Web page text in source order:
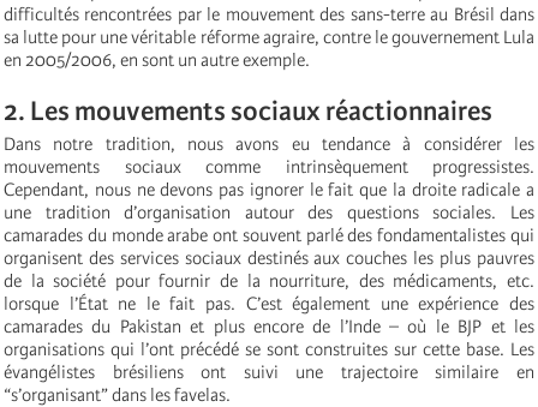
difficultés rencontrées par le mouvement des sans-terre au Brésil dans
sa lutte pour une véritable réforme agraire, contre le gouvernement Lula
en 2005/2006, en sont un autre exemple.
2. Les mouvements sociaux réactionnaires
Dans notre tradition, nous avons eu tendance à considérer les
mouvements sociaux comme intrinsèquement progressistes.
Cependant, nous ne devons pas ignorer le fait que la droite radicale a
une tradition d’organisation autour des questions sociales. Les
camarades du monde arabe ont souvent parlé des fondamentalistes qui
organisent des services sociaux destinés aux couches les plus pauvres
de la société pour fournir de la nourriture, des médicaments, etc.
lorsque l’État ne le fait pas. C’est également une expérience des
camarades du Pakistan et plus encore de l’Inde – où le BJP et les
organisations qui l’ont précédé se sont construites sur cette base. Les
évangélistes brésiliens ont suivi une trajectoire similaire en
“s’organisant” dans les favelas.